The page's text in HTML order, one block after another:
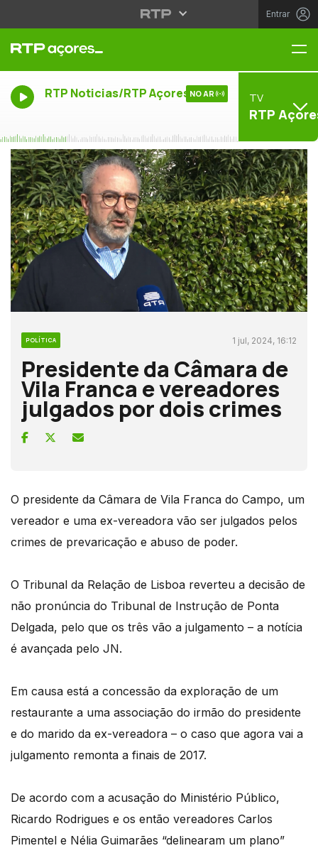
Entrar
RTP Noticias/RTP Açores NO AR TV
RTP
POLÍTICA 1 jul, 2024, 16:12
Presidente da Câmara de
Vila Franca e vereadores
julgados por dois crimes
O presidente da Câmara de Vila Franca do Campo, um
vereador e uma ex-vereadora vão ser julgados pelos
crimes de prevaricação e abuso de poder.
O Tribunal da Relação de Lisboa reverteu a decisão de
não pronúncia do Tribunal de Instrução de Ponta
Delgada, pelo que os três vão a julgamento – a notícia
é avançada pelo JN.
Em causa está a concessão da exploração de um
restaurante a uma associação do irmão do presidente
e do marido da ex-vereadora – o caso que agora vai a
julgamento remonta a finais de 2017.
De acordo com a acusação do Ministério Público,
Ricardo Rodrigues e os então vereadores Carlos
Pimentel e Nélia Guimarães “delinearam um plano”